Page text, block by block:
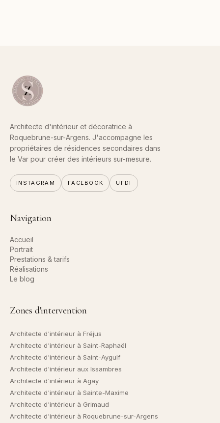
Architecte d'intérieur et décoratrice à
Roquebrune-sur-Argens. J'accompagne les
propriétaires de résidences secondaires dans
le Var pour créer des intérieurs sur-mesure.
INSTAGRAM FACEBOOK UFDI
Navigation
Accueil
Portrait
Prestations & tarifs
Réalisations
Le blog
Zones d'intervention
Architecte d'intérieur à Fréjus
Architecte d'intérieur à Saint-Raphaël
Architecte d'intérieur à Saint-Aygulf
Architecte d'intérieur aux Issambres
Architecte d'intérieur à Agay
Architecte d'intérieur à Sainte-Maxime
Architecte d'intérieur à Grimaud
Architecte d'intérieur à Roquebrune-sur-Argens